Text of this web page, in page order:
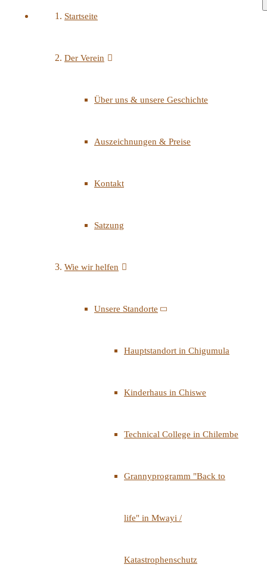
Startseite
Der Verein
Über uns & unsere Geschichte
Auszeichnungen & Preise
Kontakt
Satzung
Wie wir helfen
Unsere Standorte
Hauptstandort in Chigumula
Kinderhaus in Chiswe
Technical College in Chilembe
Grannyprogramm "Back to
life" in Mwayi /
Katastrophenschutz